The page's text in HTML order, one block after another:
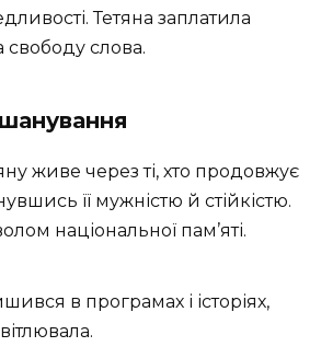
Тетяна заплатила
свободу слова.
живе через ті, хто продовжує
її мужністю й стійкістю.
національної пам’яті.
в програмах і історіях,